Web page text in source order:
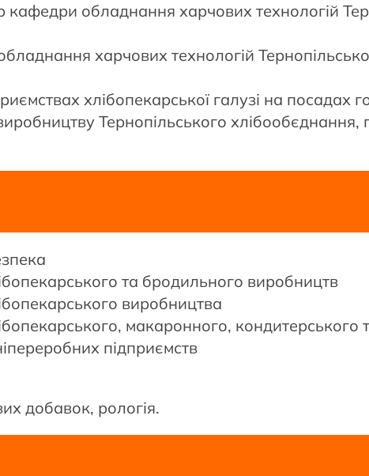
обладнання харчових технологій
харчових технологій
хлібопекарської галузі на посадах
Тернопільського
та бродильного виробництв
виробництва
макаронного,
підприємств
добавок, рологія.